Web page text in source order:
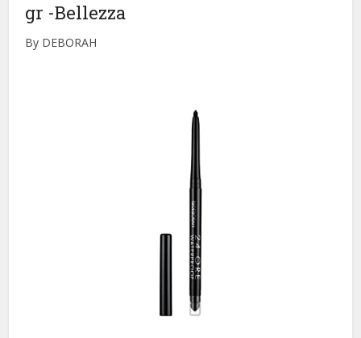
gr -Bellezza
By DEBORAH